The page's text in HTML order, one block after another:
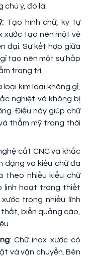
chú ý, đó là:
Tạo hình chữ, ký tự
xước tạo nên một vẻ
đại. Sự kết hợp giữa
tạo nên một sự hấp
trang trí.
loại kim loại không gỉ,
nghiệt và không bị
Điều này giúp chữ
thẩm mỹ trong thời
cắt CNC và khắc
dạng và kiểu chữ đa
theo nhiều kiểu chữ
linh hoạt trong thiết
trong nhiều lĩnh
biển quảng cáo,
: Chữ inox xước có
và vận chuyển. Bên